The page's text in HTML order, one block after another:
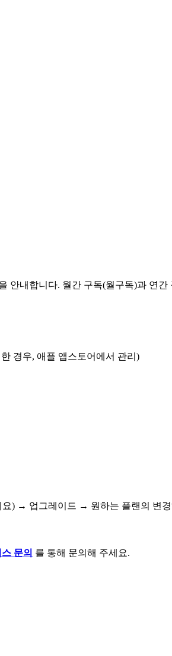
안내합니다. 월간 구독(월구독)과 연
경우, 애플 앱스토어에서 관리)
) → 업그레이드 → 원하는 플랜의 변경
문의 를 통해 문의해 주세요.